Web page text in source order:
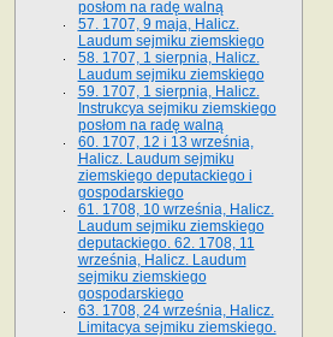
posłom na radę walną
57. 1707, 9 maja, Halicz.
Laudum sejmiku ziemskiego
58. 1707, 1 sierpnia, Halicz.
Laudum sejmiku ziemskiego
59. 1707, 1 sierpnia, Halicz.
Instrukcya sejmiku ziemskiego
posłom na radę walną
60. 1707, 12 i 13 września,
Halicz. Laudum sejmiku
ziemskiego deputackiego i
gospodarskiego
61. 1708, 10 września, Halicz.
Laudum sejmiku ziemskiego
deputackiego. 62. 1708, 11
września, Halicz. Laudum
sejmiku ziemskiego
gospodarskiego
63. 1708, 24 września, Halicz.
Limitacya sejmiku ziemskiego.